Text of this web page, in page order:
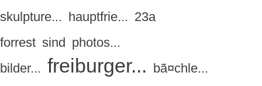
skulpture... hauptfrie... 23a
forrest sind photos...
bilder... freiburger... bã¤chle...